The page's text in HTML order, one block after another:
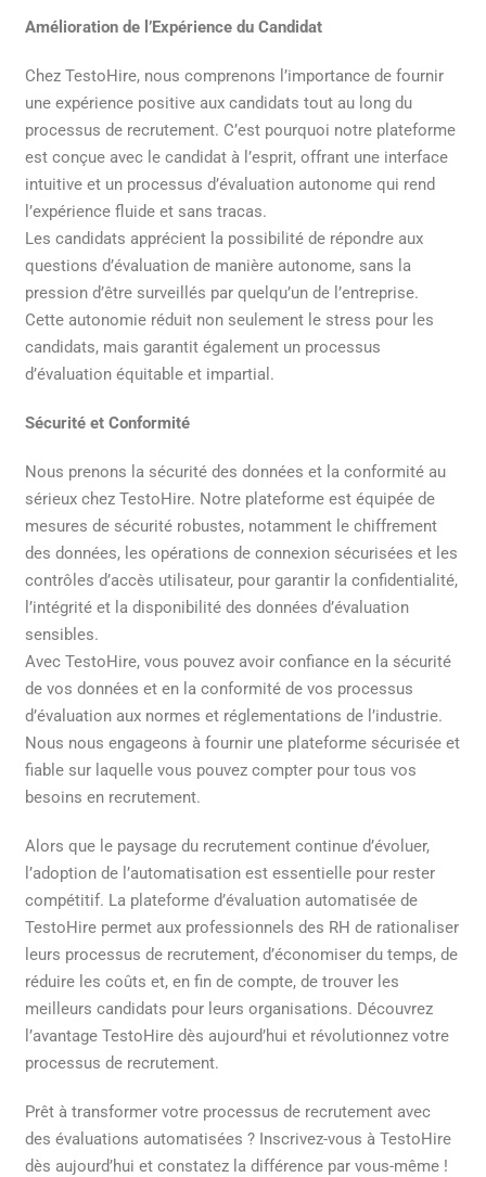
Amélioration de l’Expérience du Candidat
Chez TestoHire, nous comprenons l’importance de fournir
une expérience positive aux candidats tout au long du
processus de recrutement. C’est pourquoi notre plateforme
est conçue avec le candidat à l’esprit, offrant une interface
intuitive et un processus d’évaluation autonome qui rend
l’expérience fluide et sans tracas.
Les candidats apprécient la possibilité de répondre aux
questions d’évaluation de manière autonome, sans la
pression d’être surveillés par quelqu’un de l’entreprise.
Cette autonomie réduit non seulement le stress pour les
candidats, mais garantit également un processus
d’évaluation équitable et impartial.
Sécurité et Conformité
Nous prenons la sécurité des données et la conformité au
sérieux chez TestoHire. Notre plateforme est équipée de
mesures de sécurité robustes, notamment le chiffrement
des données, les opérations de connexion sécurisées et les
contrôles d’accès utilisateur, pour garantir la confidentialité,
l’intégrité et la disponibilité des données d’évaluation
sensibles.
Avec TestoHire, vous pouvez avoir confiance en la sécurité
de vos données et en la conformité de vos processus
d’évaluation aux normes et réglementations de l’industrie.
Nous nous engageons à fournir une plateforme sécurisée et
fiable sur laquelle vous pouvez compter pour tous vos
besoins en recrutement.
Alors que le paysage du recrutement continue d’évoluer,
l’adoption de l’automatisation est essentielle pour rester
compétitif. La plateforme d’évaluation automatisée de
TestoHire permet aux professionnels des RH de rationaliser
leurs processus de recrutement, d’économiser du temps, de
réduire les coûts et, en fin de compte, de trouver les
meilleurs candidats pour leurs organisations. Découvrez
l’avantage TestoHire dès aujourd’hui et révolutionnez votre
processus de recrutement.
Prêt à transformer votre processus de recrutement avec
des évaluations automatisées ? Inscrivez-vous à TestoHire
dès aujourd’hui et constatez la différence par vous-même !